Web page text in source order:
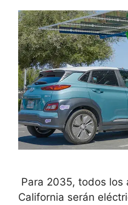
Para 2035, todos los
California serán